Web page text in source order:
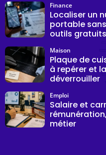
Localiser un
portable
outils
Finance
Plaque de
à repérer et
déverrouiller
Maison
Salaire et
métier
Emploi